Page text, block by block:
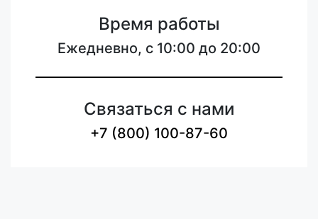
Время работы
Ежедневно, с 10:00 до 20:00
Связаться с нами
+7 (800) 100-87-60